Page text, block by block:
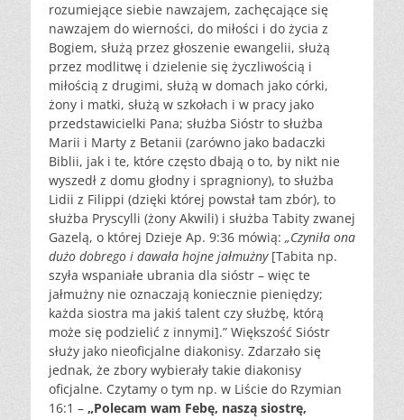
rozumiejące siebie nawzajem, zachęcające się
nawzajem do wierności, do miłości i do życia z
Bogiem, służą przez głoszenie ewangelii, służą
przez modlitwę i dzielenie się życzliwością i
miłością z drugimi, służą w domach jako córki,
żony i matki, służą w szkołach i w pracy jako
przedstawicielki Pana; służba Sióstr to służba
Marii i Marty z Betanii (zarówno jako badaczki
Biblii, jak i te, które często dbają o to, by nikt nie
wyszedł z domu głodny i spragniony), to służba
Lidii z Filippi (dzięki której powstał tam zbór), to
służba Pryscylli (żony Akwili) i służba Tabity zwanej
Gazelą, o której Dzieje Ap. 9:36 mówią: „Czyniła ona
dużo dobrego i dawała hojne jałmużny[Tabita np.
szyła wspaniałe ubrania dla sióstr – więc te
jałmużny nie oznaczają koniecznie pieniędzy;
każda siostra ma jakiś talent czy służbę, którą
może się podzielić z innymi].” Większość Sióstr
służy jako nieoficjalne diakonisy. Zdarzało się
jednak, że zbory wybierały takie diakonisy
oficjalne. Czytamy o tym np. w Liście do Rzymian
16:1 – „Polecam wam Febę, naszą siostrę,